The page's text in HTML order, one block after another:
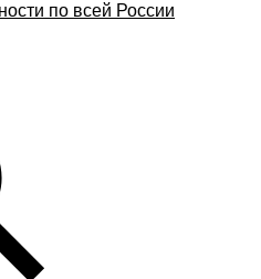
по всей России